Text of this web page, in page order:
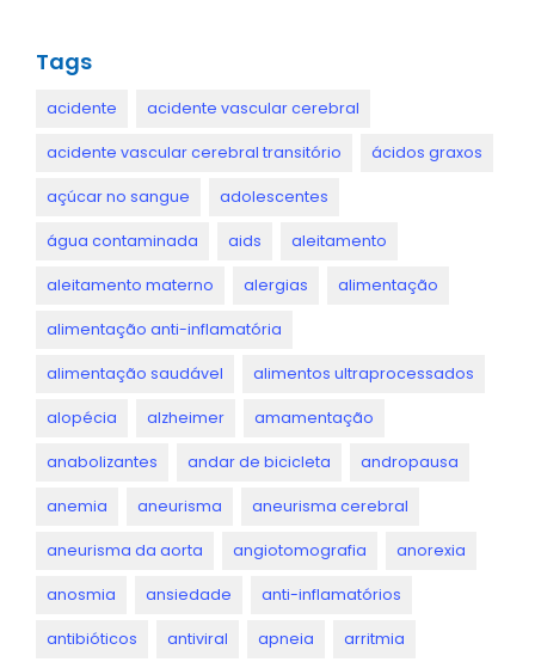
Tags
acidente acidente vascular cerebral
acidente vascular cerebral transitório ácidos graxos
açúcar no sangue adolescentes
água contaminada aids aleitamento
aleitamento materno alergias alimentação
alimentação anti-inflamatória
alimentação saudável alimentos ultraprocessados
alopécia alzheimer amamentação
anabolizantes andar de bicicleta andropausa
anemia aneurisma aneurisma cerebral
aneurisma da aorta angiotomografia anorexia
anosmia ansiedade anti-inflamatórios
antibióticos antiviral apneia arritmia